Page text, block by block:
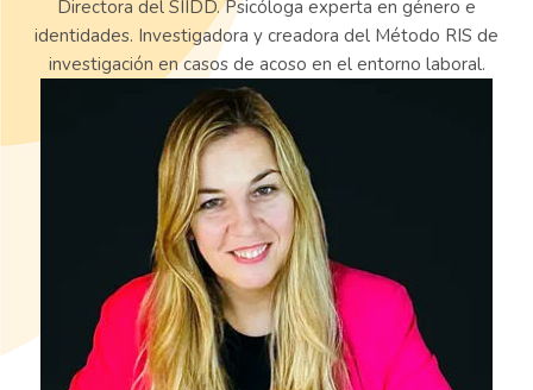
Directora del SIIDD. Psicóloga experta en género e
identidades. Investigadora y creadora del Método RIS de
investigación en casos de acoso en el entorno laboral.